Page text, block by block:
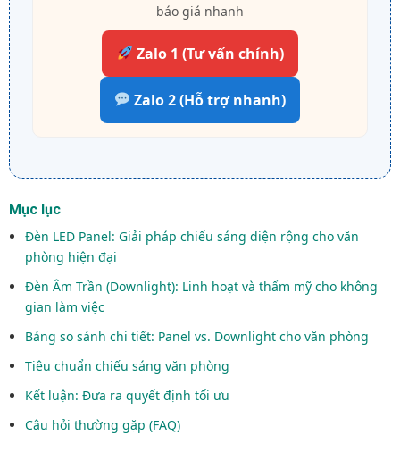
báo giá nhanh
Zalo 1 (Tư vấn chính)
Zalo 2 (Hỗ trợ nhanh)
Mục lục
Đèn LED Panel: Giải pháp chiếu sáng diện rộng cho văn
phòng hiện đại
Đèn Âm Trần (Downlight): Linh hoạt và thẩm mỹ cho không
gian làm việc
Bảng so sánh chi tiết: Panel vs. Downlight cho văn phòng
Tiêu chuẩn chiếu sáng văn phòng
Kết luận: Đưa ra quyết định tối ưu
Câu hỏi thường gặp (FAQ)